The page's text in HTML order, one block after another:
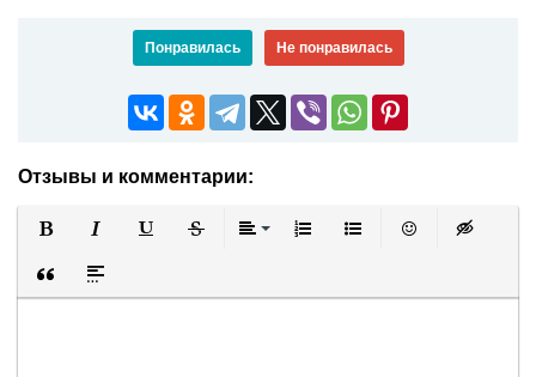
Понравилась Не понравилась
Отзывы и комментарии:
Вставка цитаты
Вставка спойлера